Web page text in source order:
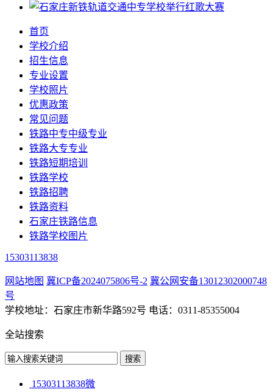
首页
学校介绍
招生信息
专业设置
学校照片
优惠政策
常见问题
铁路中专中级专业
铁路大专专业
铁路短期培训
铁路学校
铁路招聘
铁路资料
石家庄铁路信息
铁路学校图片
15303113838
网站地图 冀ICP备2024075806号-2 冀公网安备13012302000748
号
学校地址：石家庄市新华路592号 电话：0311-85355004
全站搜索
15303113838微